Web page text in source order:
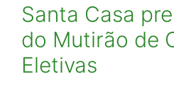
Santa Casa
do Mutirão de
Eletivas